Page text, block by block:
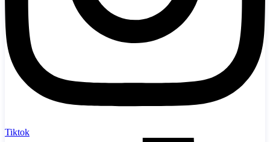
Tiktok